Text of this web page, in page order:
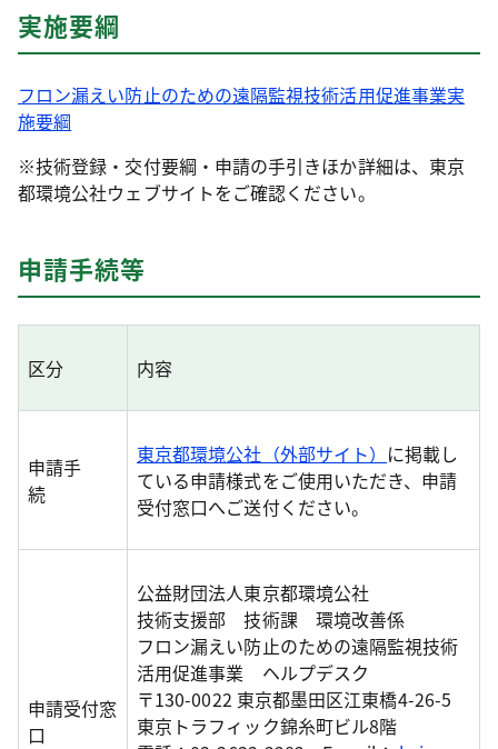
実施要綱
フロン漏えい防止のための遠隔監視技術活用促進事業実
施要綱
※技術登録・交付要綱・申請の手引きほか詳細は、東京
都環境公社ウェブサイトをご確認ください。
申請手続等
区分 内容
申請手
続
東京都環境公社（外部サイト） に掲載し
ている申請様式をご使用いただき、申請
受付窓口へご送付ください。
申請受付窓
口
公益財団法人東京都環境公社
技術支援部 技術課 環境改善係
フロン漏えい防止のための遠隔監視技術
活用促進事業 ヘルプデスク
〒130-0022 東京都墨田区江東橋4-26-5
東京トラフィック錦糸町ビル8階